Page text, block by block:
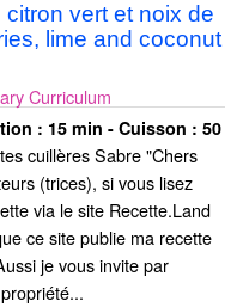
vert et noix de
lime and coconut
Curriculum
: 15 min - Cuisson : 50
cuillères Sabre "Chers
(trices), si vous lisez
via le site Recette.Land
ce site publie ma recette
je vous invite par